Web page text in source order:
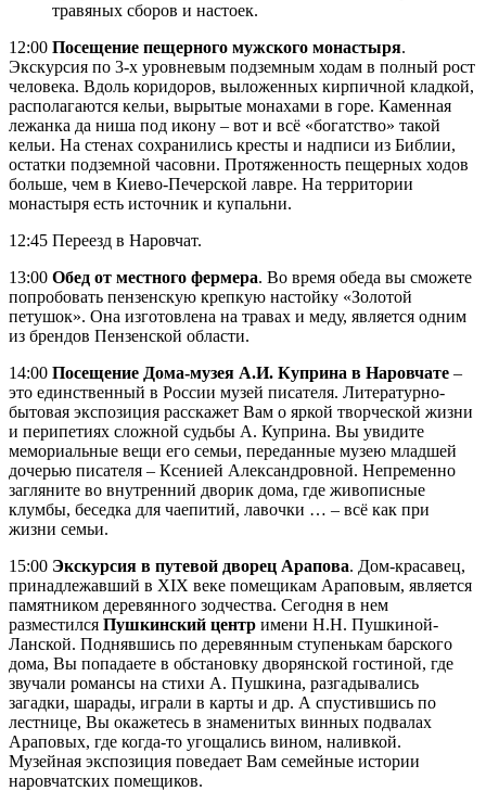
травяных сборов и настоек.
12:00 Посещение пещерного мужского монастыря.
Экскурсия по 3-х уровневым подземным ходам в полный рост
человека. Вдоль коридоров, выложенных кирпичной кладкой,
располагаются кельи, вырытые монахами в горе. Каменная
лежанка да ниша под икону – вот и всё «богатство» такой
кельи. На стенах сохранились кресты и надписи из Библии,
остатки подземной часовни. Протяженность пещерных ходов
больше, чем в Киево-Печерской лавре. На территории
монастыря есть источник и купальни.
12:45 Переезд в Наровчат.
13:00 Обед от местного фермера. Во время обеда вы сможете
попробовать пензенскую крепкую настойку «Золотой
петушок». Она изготовлена на травах и меду, является одним
из брендов Пензенской области.
14:00 Посещение Дома-музея А.И. Куприна в Наровчате –
это единственный в России музей писателя. Литературно-
бытовая экспозиция расскажет Вам о яркой творческой жизни
и перипетиях сложной судьбы А. Куприна. Вы увидите
мемориальные вещи его семьи, переданные музею младшей
дочерью писателя – Ксенией Александровной. Непременно
загляните во внутренний дворик дома, где живописные
клумбы, беседка для чаепитий, лавочки … – всё как при
жизни семьи.
15:00 Экскурсия в путевой дворец Арапова. Дом-красавец,
принадлежавший в XIX веке помещикам Араповым, является
памятником деревянного зодчества. Сегодня в нем
разместился Пушкинский центр имени Н.Н. Пушкиной-
Ланской. Поднявшись по деревянным ступенькам барского
дома, Вы попадаете в обстановку дворянской гостиной, где
звучали романсы на стихи А. Пушкина, разгадывались
загадки, шарады, играли в карты и др. А спустившись по
лестнице, Вы окажетесь в знаменитых винных подвалах
Араповых, где когда-то угощались вином, наливкой.
Музейная экспозиция поведает Вам семейные истории
наровчатских помещиков.